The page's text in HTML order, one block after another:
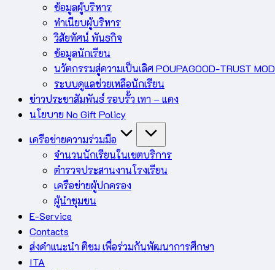
ข้อมูลผู้บริหาร
ทำเนียบผู้บริหาร
วิสัยทัศน์ พันธกิจ
ข้อมูลนักเรียน
นวัตกรรมสู่ความเป็นเลิศ POUPAGOOD-TRUST
ระบบดูแลช่วยเหลือนักเรียน
ข่าวประชาสัมพันธ์ รอบรั้ว เทา – แดง
นโยบาย No Gift Policy
เครือข่ายความร่วมมือ
จำนวนนักเรียนในเขตบริการ
ตำรวจประสานงานโรงเรียน
เครือข่ายผู้ปกครอง
ผู้นำชุมชน
E-Service
Contacts
ส่งคำแนะนำ ติชม เพื่อร่วมกันพัฒนาการศึกษา
ITA